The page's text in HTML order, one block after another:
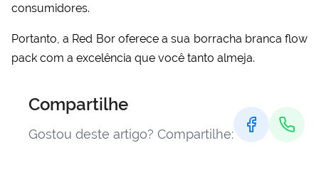
consumidores.
Portanto, a Red Bor oferece a sua borracha branca flow
pack com a excelência que você tanto almeja.
Compartilhe
Gostou deste artigo? Compartilhe: